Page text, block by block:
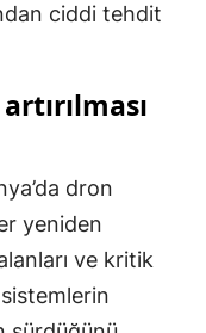
ciddi tehdit
dron
yeniden
ve kritik